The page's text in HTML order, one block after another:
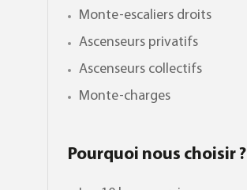
Monte-escaliers droits
Ascenseurs privatifs
Ascenseurs collectifs
Monte-charges
Pourquoi nous choisir ?